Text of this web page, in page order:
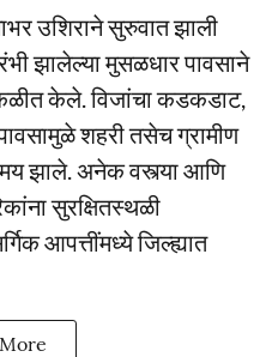
उशिराने सुरुवात झाली
झालेल्या मुसळधार पावसाने
केले. विजांचा कडकडाट,
शहरी तसेच ग्रामीण
झाले. अनेक वस्त्या आणि
सुरक्षितस्थळी
आपत्तींमध्ये जिल्ह्यात